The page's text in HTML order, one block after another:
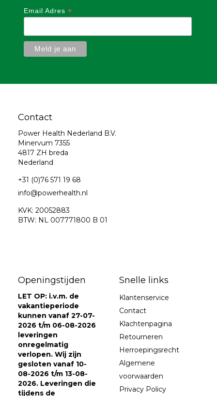
Email Adres*
Contact
Power Health Nederland B.V.
Minervum 7355
4817 ZH breda
Nederland
+31 (0)76 571 19 68
info@powerhealth.nl
KVK: 20052883
BTW: NL 007771800 B 01
Openingstijden
LET OP: i.v.m. de
vakantieperiode
kunnen vanaf 27-07-
2026 t/m 06-08-2026
leveringen
onregelmatig
verlopen. Wij zijn
gesloten vanaf 10-
08-2026 t/m 13-08-
2026. Leveringen die
tijdens de
Snelle links
Klantenservice
Contact
Klachtenpagina
Retourneren
Herroepingsrecht
Algemene
voorwaarden
Privacy Policy